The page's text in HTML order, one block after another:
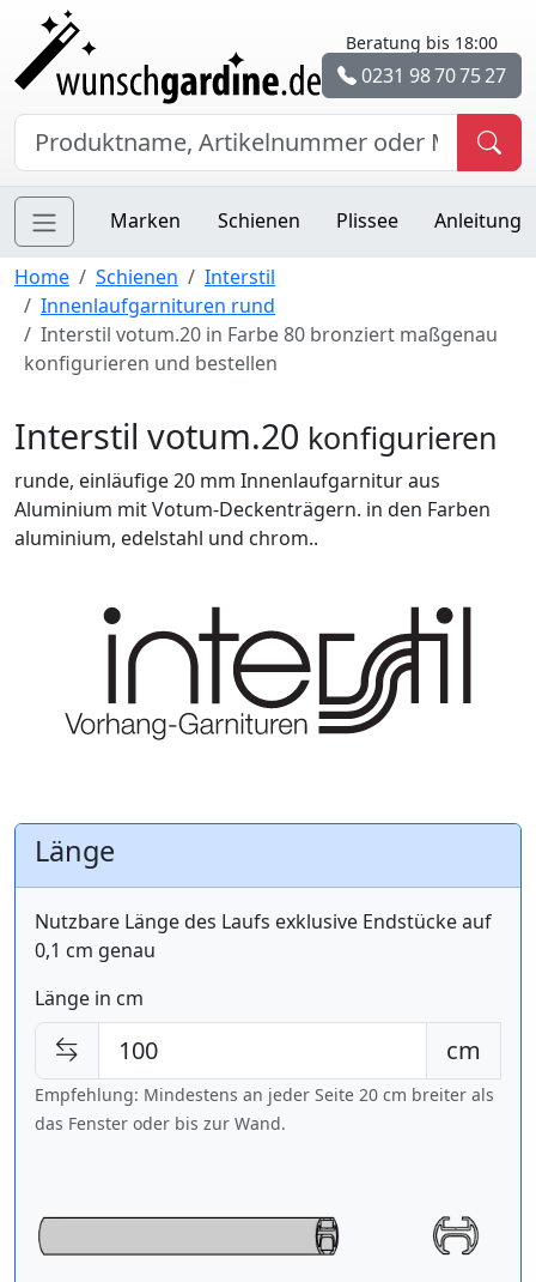
Beratung bis 18:00
0231 98 70 75 27
Marken Schienen Plissee Anleitung
Home Schienen
Interstil
Innenlaufgarnituren rund
Interstil votum.20 in Farbe 80 bronziert maßgenau
konfigurieren und bestellen
Interstil votum.20 konfigurieren
runde, einläufige 20 mm Innenlaufgarnitur aus
Aluminium mit Votum-Deckenträgern. in den Farben
aluminium, edelstahl und chrom..
Länge
Nutzbare Länge des Laufs exklusive Endstücke auf
0,1 cm genau
Länge in cm
cm
Empfehlung: Mindestens an jeder Seite 20 cm breiter als
das Fenster oder bis zur Wand.